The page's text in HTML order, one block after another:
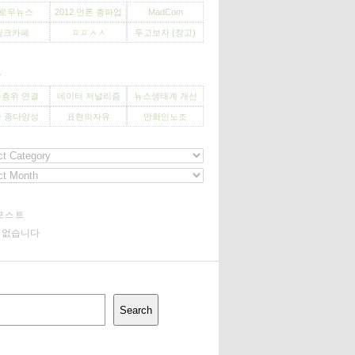
우뉴스 2012 언론 총파업 MadCom
크카페 ㅍㅍㅅㅅ 두고보자 (창고)
위 연결 데이터 저널리즘 뉴스생태계 개선
종다양성 표현의자유 만화인노조
스트
없습니다
Search